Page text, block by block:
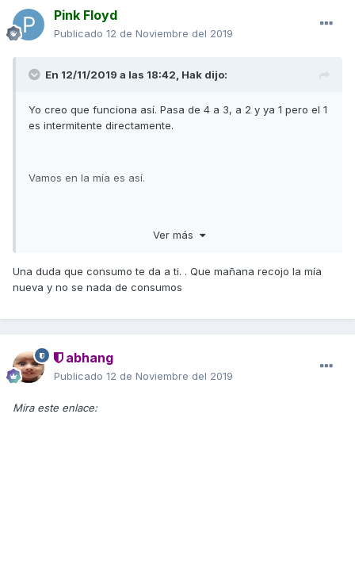
Pink Floyd
Publicado 12 de Noviembre del 2019
En 12/11/2019 a las 18:42, Hak dijo:
Yo creo que funciona así. Pasa de 4 a 3, a 2 y ya 1 pero el 1
es intermitente directamente.
Vamos en la mía es así.
Enviado desde mi SM-G965F mediante Tapatalk
Ver más
Una duda que consumo te da a ti. . Que mañana recojo la mía
nueva y no se nada de consumos
abhang
Publicado 12 de Noviembre del 2019
Mira este enlace: